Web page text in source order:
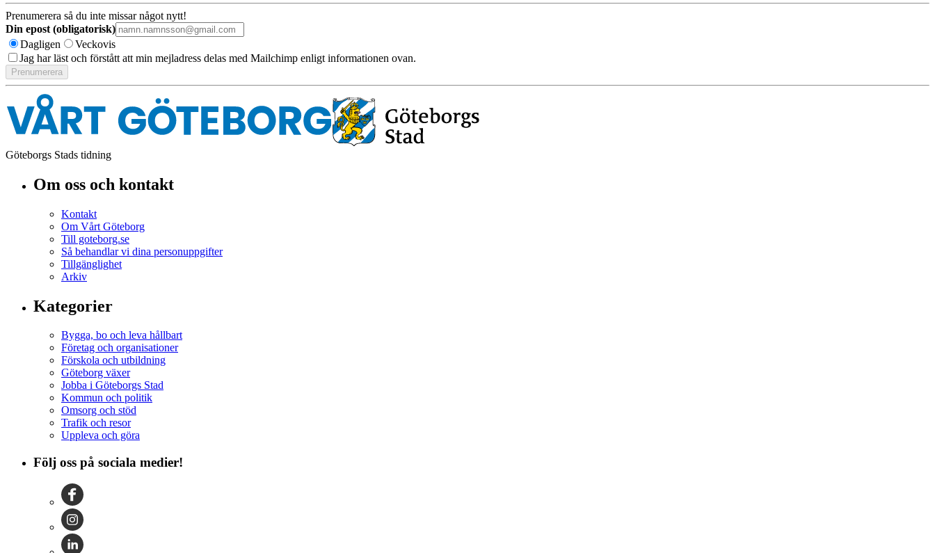
Prenumerera så du inte missar något nytt!
Din epost (obligatorisk)
Dagligen
Veckovis
Jag har läst och förstått att min mejladress delas med Mailchimp enligt informationen ovan.
Göteborgs Stads tidning
Om oss och kontakt
Kontakt
Om Vårt Göteborg
Till goteborg.se
Så behandlar vi dina personuppgifter
Tillgänglighet
Arkiv
Kategorier
Bygga, bo och leva hållbart
Företag och organisationer
Förskola och utbildning
Göteborg växer
Jobba i Göteborgs Stad
Kommun och politik
Omsorg och stöd
Trafik och resor
Uppleva och göra
Följ oss på sociala medier!